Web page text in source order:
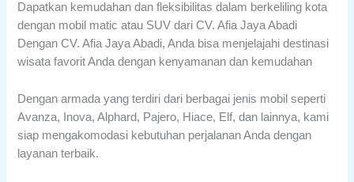
Dapatkan kemudahan dan fleksibilitas dalam berkeliling kota
dengan mobil matic atau SUV dari CV. Afia Jaya Abadi
Dengan CV. Afia Jaya Abadi, Anda bisa menjelajahi destinasi
wisata favorit Anda dengan kenyamanan dan kemudahan
Dengan armada yang terdiri dari berbagai jenis mobil seperti
Avanza, Inova, Alphard, Pajero, Hiace, Elf, dan lainnya, kami
siap mengakomodasi kebutuhan perjalanan Anda dengan
layanan terbaik.